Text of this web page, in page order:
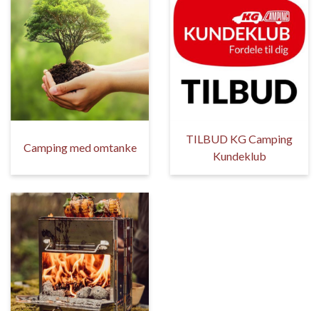
Camping med omtanke
TILBUD KG Camping
Kundeklub